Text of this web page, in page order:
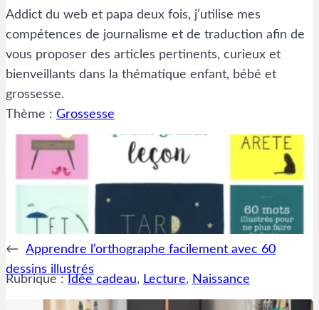
Addict du web et papa deux fois, j’utilise mes
compétences de journalisme et de traduction afin de
vous proposer des articles pertinents, curieux et
bienveillants dans la thématique enfant, bébé et
grossesse.
Thème : Grossesse
←
Apprendre l’orthographe facilement avec 60
dessins illustrés
Rubrique : Idée cadeau, Lecture, Naissance